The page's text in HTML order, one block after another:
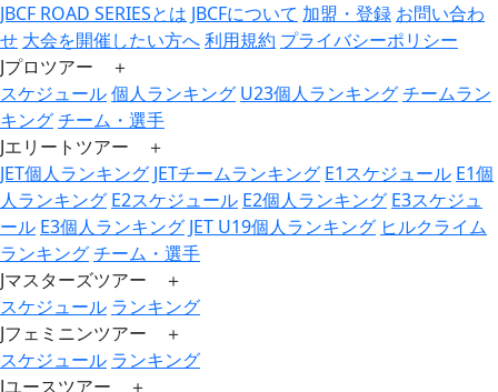
JBCF ROAD SERIESとは JBCFについて 加盟・登録 お問い合わ
せ 大会を開催したい方へ利用規約 プライバシーポリシー
Jプロツアー ＋
スケジュール個人ランキング U23個人ランキングチームラン
キングチーム・選手
Jエリートツアー ＋
JET個人ランキング JETチームランキング E1スケジュール E1個
人ランキング E2スケジュール E2個人ランキング E3スケジュ
ール E3個人ランキング JET U19個人ランキング ヒルクライム
ランキングチーム・選手
Jマスターズツアー ＋
スケジュール ランキング
Jフェミニンツアー ＋
スケジュール ランキング
Jユースツアー ＋